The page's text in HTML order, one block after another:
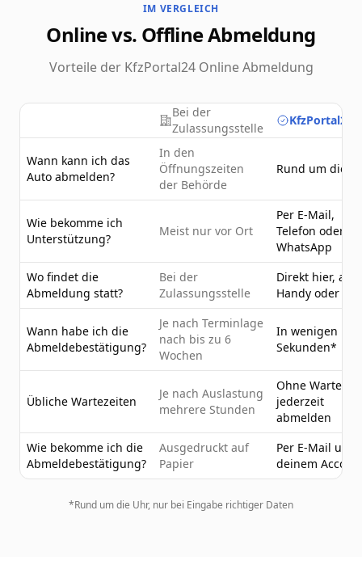
IM VERGLEICH
Online vs. Offline Abmeldung
Vorteile der KfzPortal24 Online Abmeldung
Bei der
Zulassungsstelle
Wann kann ich das
Auto abmelden?
In den
Öffnungszeiten
der Behörde
Rund um die
Wie bekomme ich
Unterstützung?
Meist nur vor Ort
Per E-Mail,
Telefon oder
WhatsApp
Wo findet die
Abmeldung statt?
Bei der
Zulassungsstelle
Direkt hier, am
Handy oder PC
Wann habe ich die
Abmeldebestätigung?
Je nach Terminlage
nach bis zu 6
Wochen
In wenigen
Sekunden*
Übliche Wartezeiten
Je nach Auslastung
mehrere Stunden
Ohne Wartezeit
jederzeit
abmelden
Wie bekomme ich die
Abmeldebestätigung?
Ausgedruckt auf
Papier
Per E-Mail und
deinem
*Rund um die Uhr, nur bei Eingabe richtiger Daten